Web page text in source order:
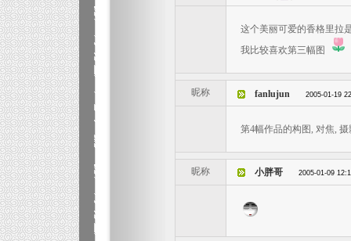
这个美丽可爱的香格里拉
我比较喜欢第三幅图
昵称 fanlujun 2005-01-19
第4幅作品的构图, 对焦,
昵称 小胖哥 2005-01-09